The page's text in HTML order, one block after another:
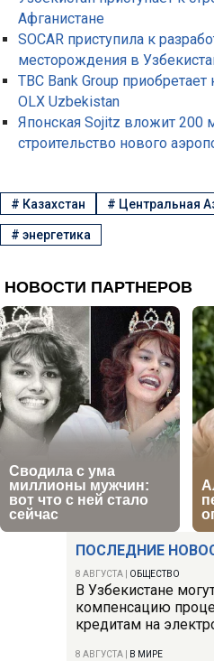
ПОСЛЕДНИЕ
8 АВГУСТА ОБЩЕСТВО
В Узбекистане
компенсацию
кредитам на
8 АВГУСТА В МИРЕ
Афганистане
SOCAR приступила к
месторождения в
TBC Bank Group
OLX Uzbekistan
Японская Sojitz вложит 200
строительство нового
# Казахстан # Центральная
# энергетика